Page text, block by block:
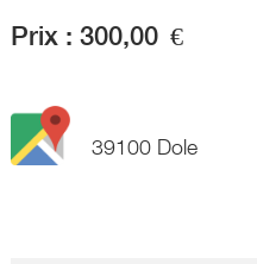
Prix : 300,00 €
39100 Dole